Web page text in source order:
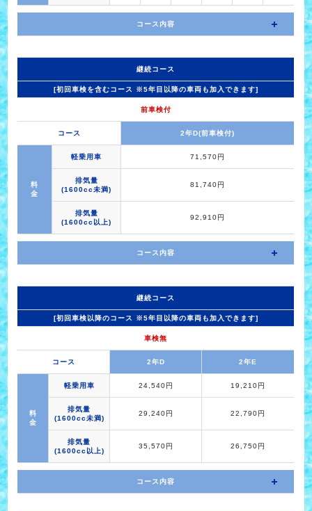
コース内容
継続コース
[初回車検を含むコース ※5年目以降の車両も加入できます]
前車検付
コース 2年D(前車検付)
料
金
軽乗用車 71,570円
排気量
(1600cc未満)
81,740円
排気量
(1600cc以上)
92,910円
コース内容
継続コース
[初回車検以降のコース ※5年目以降の車両も加入できます]
車検無
コース 2年D 2年E
料
金
軽乗用車 24,540円 19,210円
排気量
(1600cc未満)
29,240円 22,790円
排気量
(1600cc以上)
35,570円 26,750円
コース内容